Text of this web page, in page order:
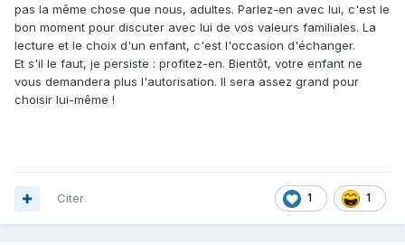
pas la même chose que nous, adultes. Parlez-en avec lui, c'est le
bon moment pour discuter avec lui de vos valeurs familiales. La
lecture et le choix d'un enfant, c'est l'occasion d'échanger.
Et s'il le faut, je persiste : profitez-en. Bientôt, votre enfant ne
vous demandera plus l'autorisation. Il sera assez grand pour
choisir lui-même !
1 1
Citer